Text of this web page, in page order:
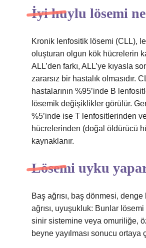
İyi huylu lösemi
Kronik lenfositik lösemi (CLL),
oluşturan olgun kök hücrelerin
ALL’den farkı, ALL’ye kıyasla
zararsız bir hastalık olmasıdır.
hastalarının %95’inde B
lösemik değişiklikler görülür.
%5’inde ise T lenfositlerinden
hücrelerinden (doğal öldürücü
kaynaklanır.
Lösemi uyku
Baş ağrısı, baş dönmesi, denge
ağrısı, uyuşukluk: Bunlar
sinir sistemine veya omuriliğe,
beyne yayılması sonucu ortaya